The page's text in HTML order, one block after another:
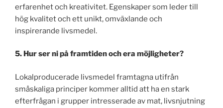
erfarenhet och kreativitet. Egenskaper som leder till
hög kvalitet och ett unikt, omväxlande och
inspirerande livsmedel.
5. Hur ser ni på framtiden och era möjligheter?
Lokalproducerade livsmedel framtagna utifrån
småskaliga principer kommer alltid att ha en stark
efterfrågan i grupper intresserade av mat, livsnjutning